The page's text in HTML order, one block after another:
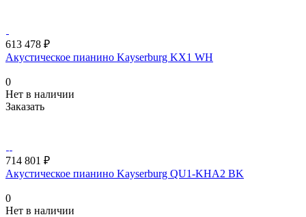
613 478 ₽
Акустическое пианино Kayserburg KX1 WH
0
Нет в наличии
Заказать
714 801 ₽
Акустическое пианино Kayserburg QU1-KHA2 BK
0
Нет в наличии